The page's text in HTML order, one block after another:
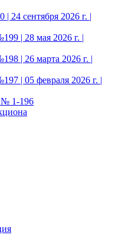
24 сентября 2026 г. |
| 28 мая 2026 г. |
| 26 марта 2026 г. |
| 05 февраля 2026 г. |
1-196